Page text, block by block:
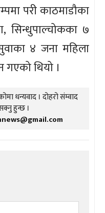
परी काठमाडौका
सिन्धुपाल्चोकका ७
४ जना महिला
गएको थियो ।
धन्यवाद । दोहरो संम्वाद
हुन्छ ।